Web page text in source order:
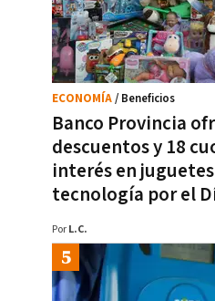
Banco Provincia
descuentos y 18
interés en
tecnología por el
ECONOMÍA/ Beneficios
Por L.C.